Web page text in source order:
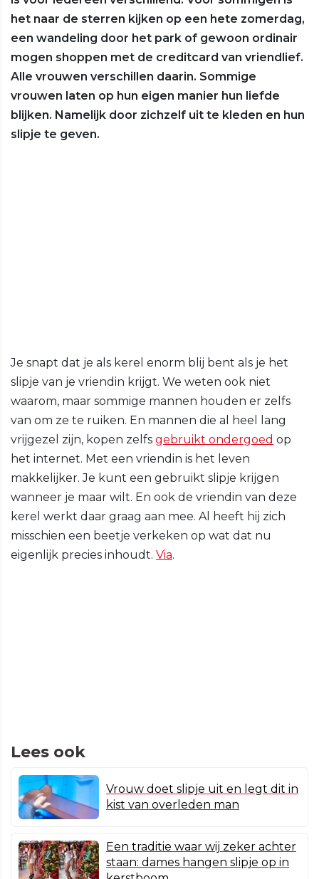
het naar de sterren kijken op een hete zomerdag,
een wandeling door het park of gewoon ordinair
mogen shoppen met de creditcard van vriendlief.
Alle vrouwen verschillen daarin. Sommige
vrouwen laten op hun eigen manier hun liefde
blijken. Namelijk door zichzelf uit te kleden en hun
slipje te geven.
Je snapt dat je als kerel enorm blij bent als je het
slipje van je vriendin krijgt. We weten ook niet
waarom, maar sommige mannen houden er zelfs
van om ze te ruiken. En mannen die al heel lang
vrijgezel zijn, kopen zelfs gebruikt ondergoed op
het internet. Met een vriendin is het leven
makkelijker. Je kunt een gebruikt slipje krijgen
wanneer je maar wilt. En ook de vriendin van deze
kerel werkt daar graag aan mee. Al heeft hij zich
misschien een beetje verkeken op wat dat nu
eigenlijk precies inhoudt. Via.
Lees ook
Vrouw doet slipje uit en legt dit in
kist van overleden man
Een traditie waar wij zeker achter
staan: dames hangen slipje op in